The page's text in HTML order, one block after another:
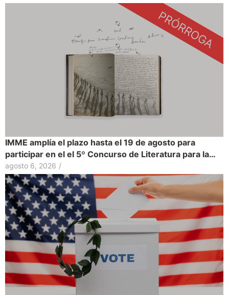
IMME amplía el plazo hasta el 19 de agosto para
participar en el el 5º Concurso de Literatura para la…
agosto 6, 2026 /